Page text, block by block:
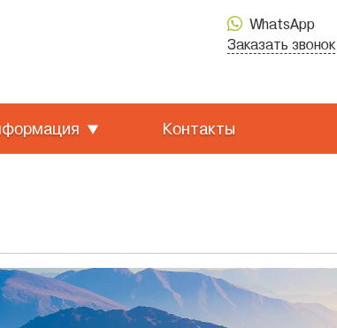
WhatsApp
Заказать звонок
Контакты